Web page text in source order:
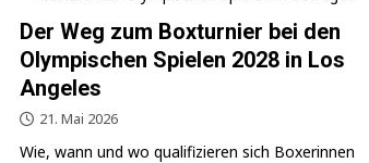
Der Weg zum Boxturnier bei den
Olympischen Spielen 2028 in Los
Angeles
21. Mai 2026
Wie, wann und wo qua­li­fi­zie­ren sich Boxe­rin­nen